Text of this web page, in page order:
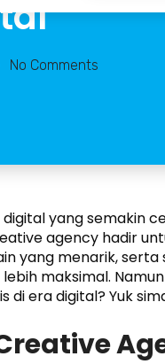
No Comments
digital yang semakin
agency hadir
yang menarik,
maksimal.
di era digital? Yuk